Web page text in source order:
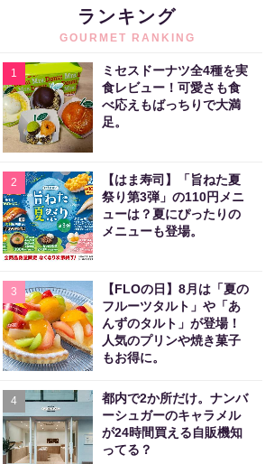
ランキング
GOURMET RANKING
1
ミセスドーナツ全4種を実
食レビュー！可愛さも食
べ応えもばっちりで大満
足。
2
【はま寿司】「旨ねた夏
祭り第3弾」の110円メニ
ューは？夏にぴったりの
メニューも登場。
3
【FLOの日】8月は「夏の
フルーツタルト」や「あ
んずのタルト」が登場！
人気のプリンや焼き菓子
もお得に。
4
都内で2か所だけ。ナンバ
ーシュガーのキャラメル
が24時間買える自販機知
ってる？